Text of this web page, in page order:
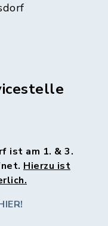
ist am 1. & 3.
Hierzu ist